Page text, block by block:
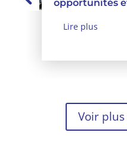
opportunités
Lire plus
Voir